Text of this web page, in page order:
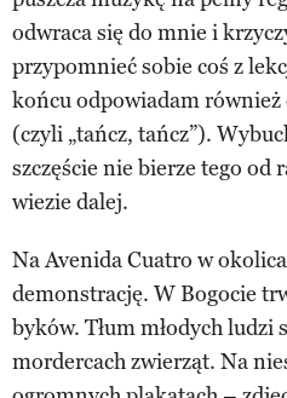
odwraca się do mnie i
przypomnieć sobie coś z
końcu odpowiadam
(czyli „tańcz, tańcz”).
szczęście nie bierze tego od
wiezie dalej.
Na Avenida Cuatro w
demonstrację. W Bogocie
byków. Tłum młodych ludzi
mordercach zwierząt. Na